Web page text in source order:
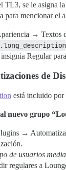
TL3, se le asigna
para mencionar el
→ Textos
Regular
de
está incluido por
nuevo grupo
→
de usuarios
regulares a